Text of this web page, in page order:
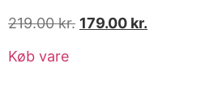
219.00kr. 179.00 kr.
Køb vare